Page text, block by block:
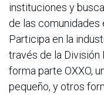
instituciones y
de las comunidades
Participa en la
través de la División
forma parte OXXO,
pequeño, y otros